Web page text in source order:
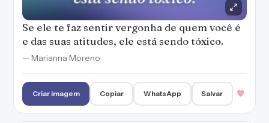
Se ele te faz sentir vergonha de quem você é
e das suas atitudes, ele está sendo tóxico.
— Marianna Moreno
Criar imagem Copiar WhatsApp Salvar